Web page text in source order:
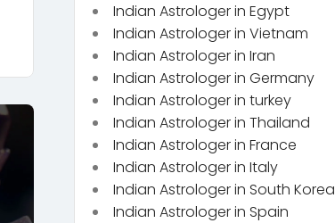
Indian Astrologer in Egypt
Indian Astrologer in Vietnam
Indian Astrologer in Iran
Indian Astrologer in Germany
Indian Astrologer in turkey
Indian Astrologer in Thailand
Indian Astrologer in France
Indian Astrologer in Italy
Indian Astrologer in South Korea
Indian Astrologer in Spain